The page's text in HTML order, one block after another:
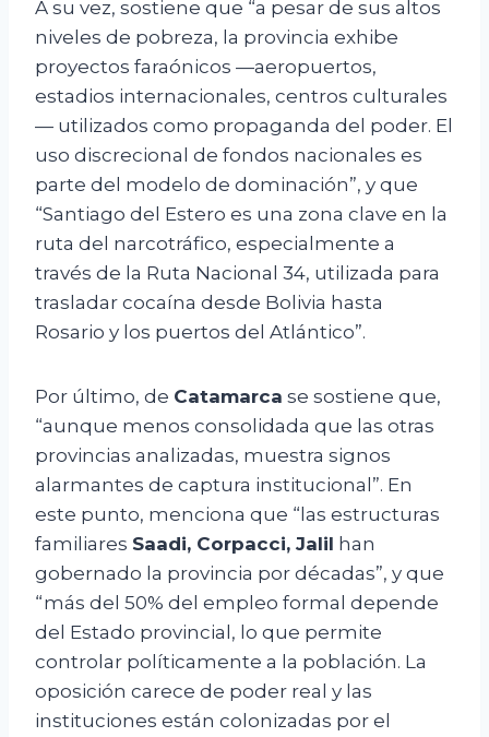
A su vez, sostiene que “a pesar de sus altos
niveles de pobreza, la provincia exhibe
proyectos faraónicos —aeropuertos,
estadios internacionales, centros culturales
— utilizados como propaganda del poder. El
uso discrecional de fondos nacionales es
parte del modelo de dominación”, y que
“Santiago del Estero es una zona clave en la
ruta del narcotráfico, especialmente a
través de la Ruta Nacional 34, utilizada para
trasladar cocaína desde Bolivia hasta
Rosario y los puertos del Atlántico”.
Por último, de Catamarca se sostiene que,
“aunque menos consolidada que las otras
provincias analizadas, muestra signos
alarmantes de captura institucional”. En
este punto, menciona que “las estructuras
familiares Saadi, Corpacci, Jalil han
gobernado la provincia por décadas”, y que
“más del 50% del empleo formal depende
del Estado provincial, lo que permite
controlar políticamente a la población. La
oposición carece de poder real y las
instituciones están colonizadas por el